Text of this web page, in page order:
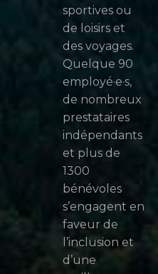
sportives ou
de loisirs et
des voyages.
Quelque 90
employé·e·s,
de nombreux
prestataires
indépendants
et plus de
1300
bénévoles
s’engagent en
faveur de
l’inclusion et
d’une